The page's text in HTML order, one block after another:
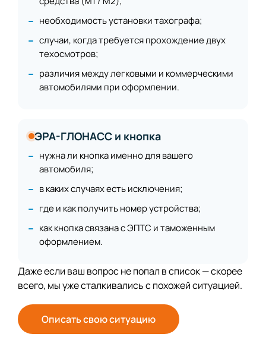
необходимость установки тахографа;
случаи, когда требуется прохождение двух
техосмотров;
различия между легковыми и коммерческими
автомобилями при оформлении.
ЭРА-ГЛОНАСС и кнопка
нужна ли кнопка именно для вашего
автомобиля;
в каких случаях есть исключения;
где и как получить номер устройства;
как кнопка связана с ЭПТС и таможенным
оформлением.
Даже если ваш вопрос не попал в список — скорее
всего, мы уже сталкивались с похожей ситуацией.
Описать свою ситуацию